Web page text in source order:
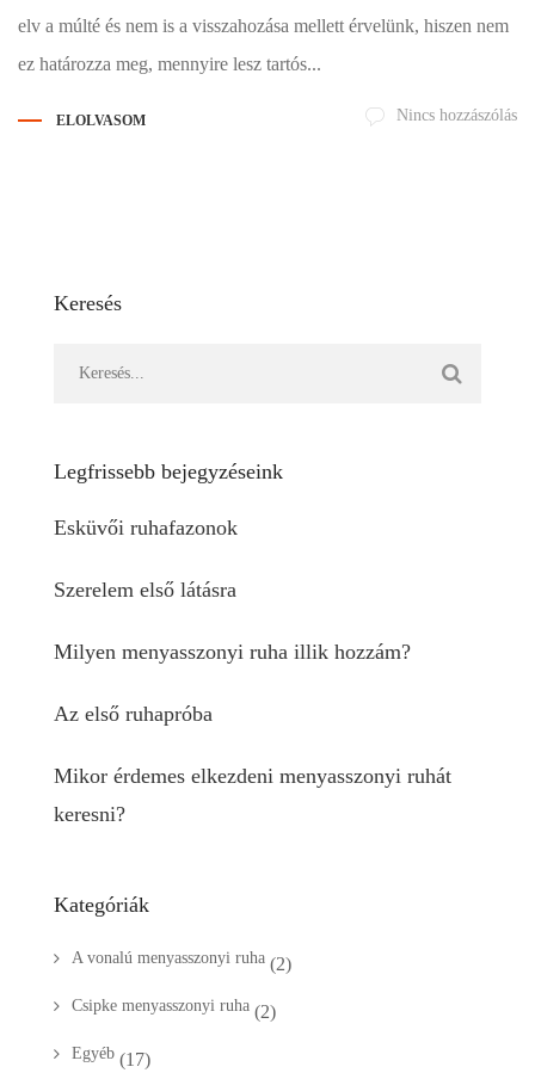
elv a múlté és nem is a visszahozása mellett érvelünk, hiszen nem
ez határozza meg, mennyire lesz tartós...
ELOLVASOM Nincs hozzászólás
Keresés
Legfrissebb bejegyzéseink
Esküvői ruhafazonok
Szerelem első látásra
Milyen menyasszonyi ruha illik hozzám?
Az első ruhapróba
Mikor érdemes elkezdeni menyasszonyi ruhát
keresni?
Kategóriák
A vonalú menyasszonyi ruha (2)
Csipke menyasszonyi ruha (2)
Egyéb (17)